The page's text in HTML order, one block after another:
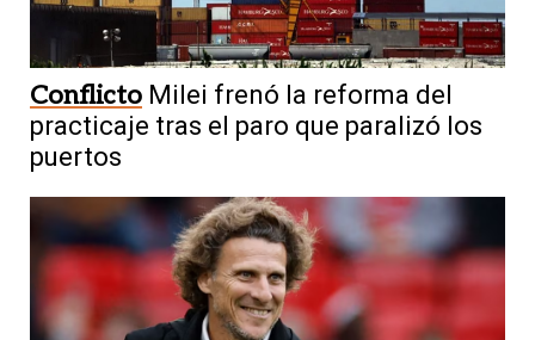
Conflicto Milei frenó la reforma del
practicaje tras el paro que paralizó los
puertos